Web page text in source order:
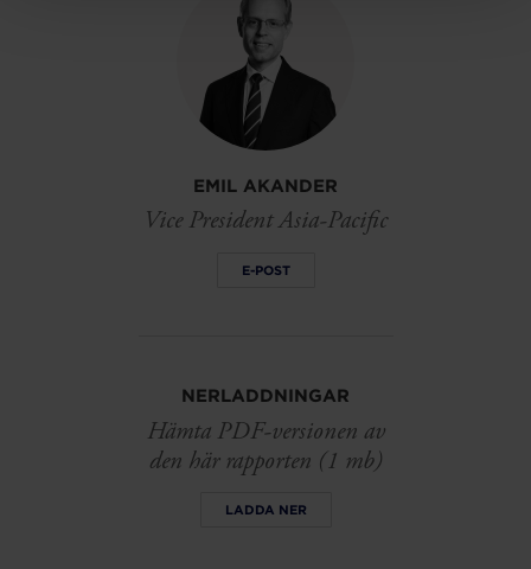
EMIL AKANDER
Vice President Asia-Pacific
E-POST
NERLADDNINGAR
Hämta PDF-versionen av
den här rapporten (1 mb)
LADDA NER